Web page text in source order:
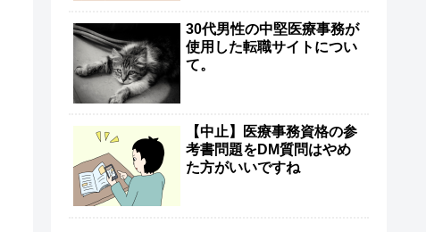
30代男性の中堅医療事務が
使用した転職サイトについ
て。
【中止】医療事務資格の参
考書問題をDM質問はやめ
た方がいいですね